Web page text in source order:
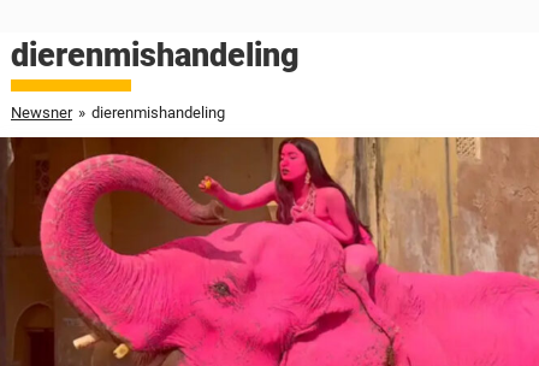
dierenmishandeling
Newsner » dierenmishandeling